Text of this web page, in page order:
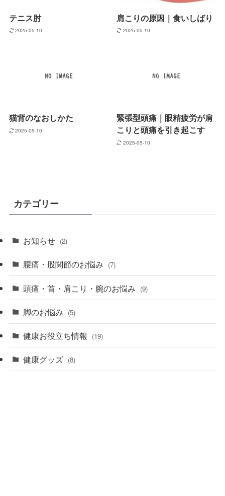
テニス肘
2025-05-10
肩こりの原因｜食いしばり
2025-05-10
猫背のなおしかた
2025-05-10
緊張型頭痛｜眼精疲労が肩
こりと頭痛を引き起こす
2025-05-10
カテゴリー
お知らせ (2)
腰痛・股関節のお悩み (7)
頭痛・首・肩こり・腕のお悩み (9)
脚のお悩み (5)
健康お役立ち情報 (19)
健康グッズ (8)